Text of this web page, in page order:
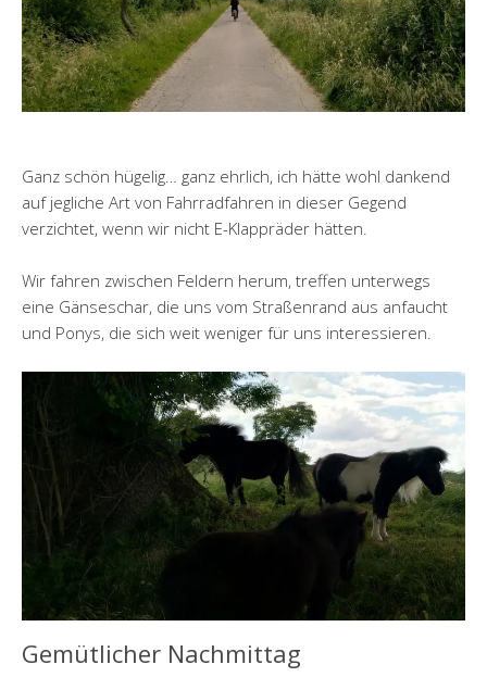
Ganz schön hügelig… ganz ehrlich, ich hätte wohl dankend
auf jegliche Art von Fahrradfahren in dieser Gegend
verzichtet, wenn wir nicht E-Klappräder hätten.
Wir fahren zwischen Feldern herum, treffen unterwegs
eine Gänseschar, die uns vom Straßenrand aus anfaucht
und Ponys, die sich weit weniger für uns interessieren.
Gemütlicher Nachmittag